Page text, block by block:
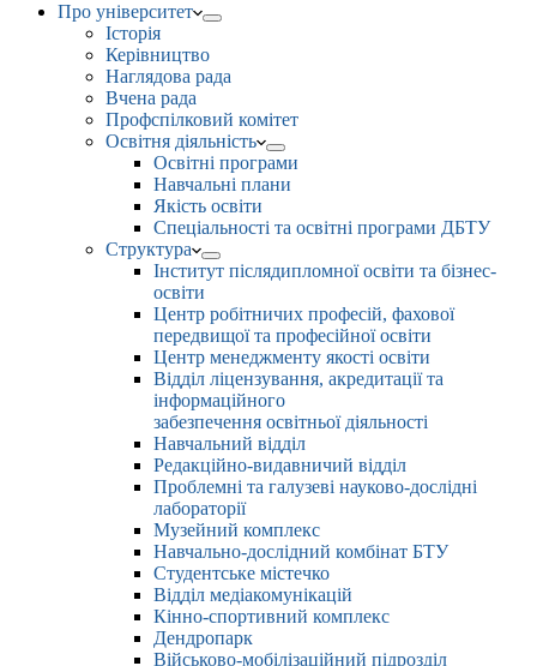
Про університет
Історія
Керівництво
Наглядова рада
Вчена рада
Профспілковий комітет
Освітня діяльність
Освітні програми
Навчальні плани
Якість освіти
Спеціальності та освітні програми ДБТУ
Структура
Інститут післядипломної освіти та бізнес-
освіти
Центр робітничих професій, фахової
передвищої та професійної освіти
Центр менеджменту якості освіти
Відділ ліцензування, акредитації та
інформаційного
забезпечення освітньої діяльності
Навчальний відділ
Редакційно-видавничий відділ
Проблемні та галузеві науково-дослідні
лабораторії
Музейний комплекс
Навчально-дослідний комбінат БТУ
Студентське містечко
Відділ медіакомунікацій
Кінно-спортивний комплекс
Дендропарк
Військово-мобілізаційний підрозділ